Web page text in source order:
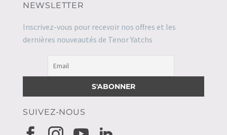
NEWSLETTER
Inscrivez-vous pour recevoir nos offres et les
dernières nouveautés de Tenor Yatchs
SUIVEZ-NOUS